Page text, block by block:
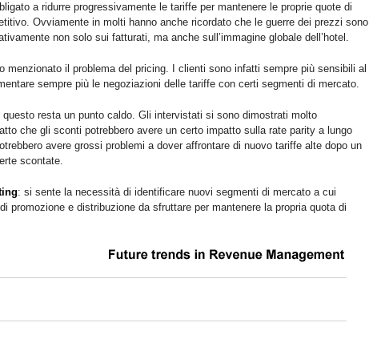
a ridurre progressivamente le tariffe per mantenere le proprie quote di
Ovviamente in molti hanno anche ricordato che le guerre dei prezzi sono
non solo sui fatturati, ma anche sull’immagine globale dell’hotel.
menzionato il problema del pricing. I clienti sono infatti sempre più sensibili al
sempre più le negoziazioni delle tariffe con certi segmenti di mercato.
questo resta un punto caldo. Gli intervistati si sono dimostrati molto
che gli sconti potrebbero avere un certo impatto sulla rate parity a lungo
avere grossi problemi a dover affrontare di nuovo tariffe alte dopo un
scontate.
: si sente la necessità di identificare nuovi segmenti di mercato a cui
promozione e distribuzione da sfruttare per mantenere la propria quota di